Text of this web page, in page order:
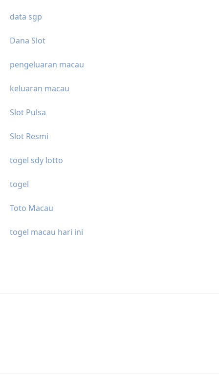
data sgp
Dana Slot
pengeluaran macau
keluaran macau
Slot Pulsa
Slot Resmi
togel sdy lotto
togel
Toto Macau
togel macau hari ini